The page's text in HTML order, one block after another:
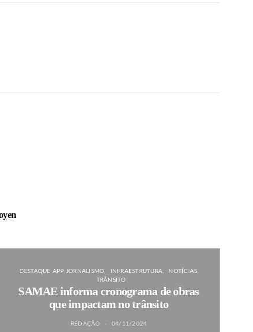
DESTAQUE APP JORNALISMO INFRAESTRUTURA
NOTÍCIAS
TRÂNSITO
SAMAE informa cronograma de obras
que impactam no trânsito
REDAÇÃO 04/11/2024